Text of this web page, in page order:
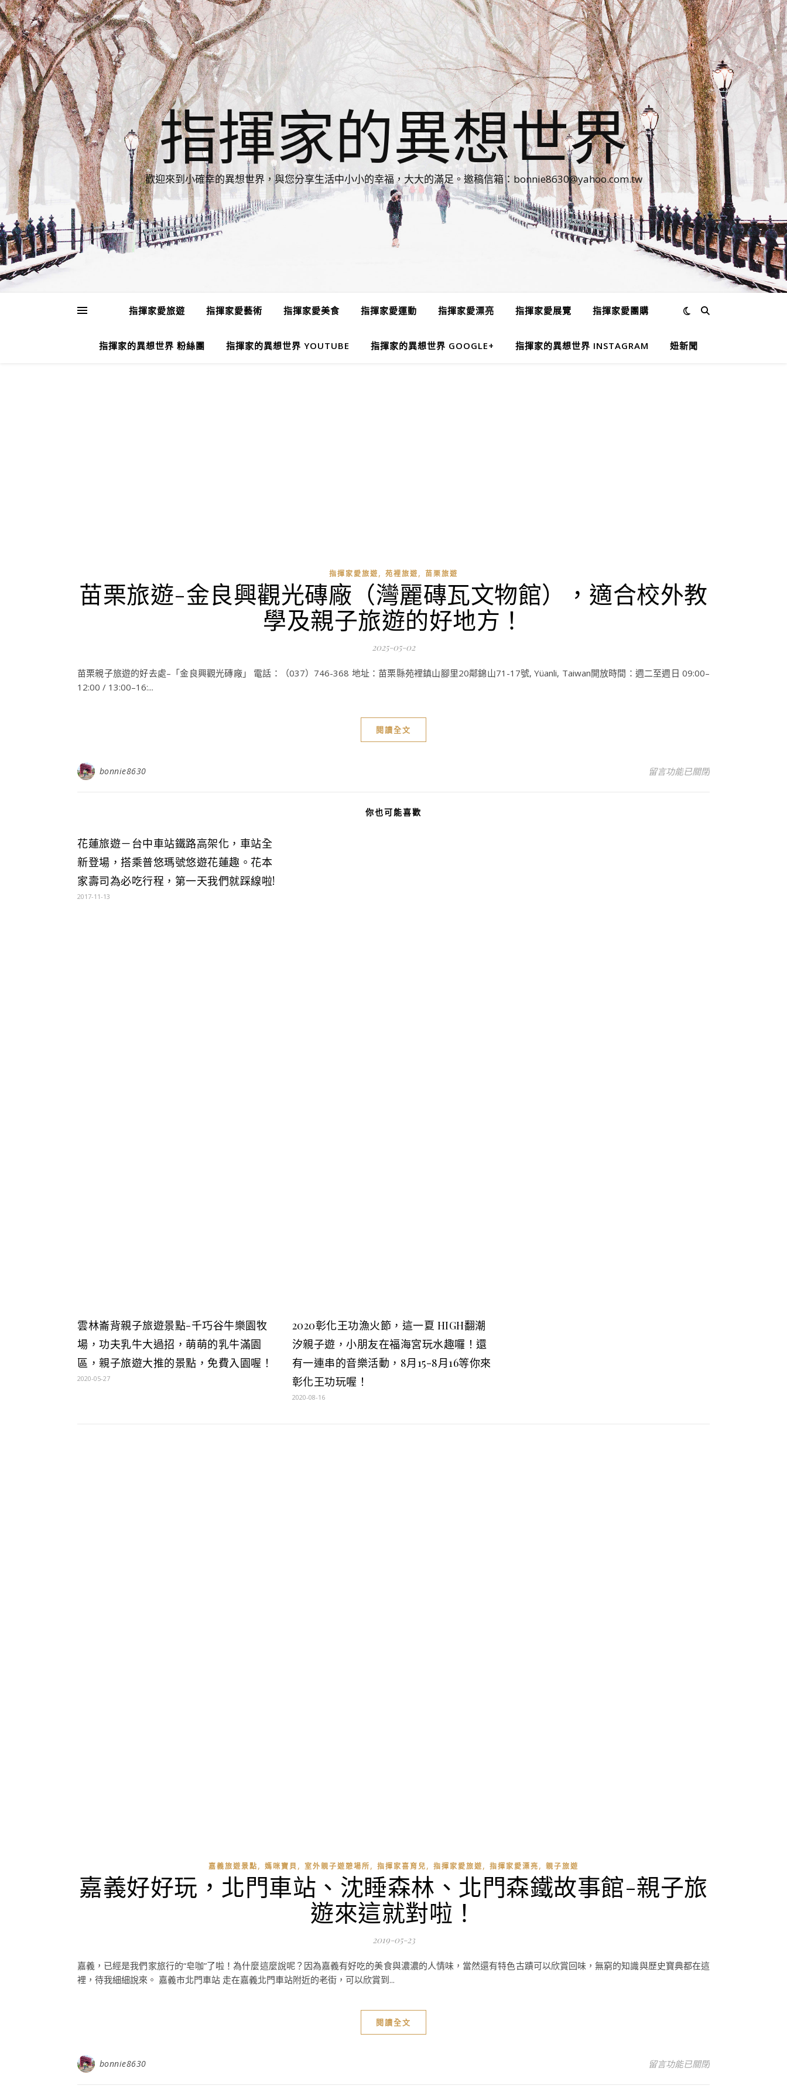
指揮家的異想世界
歡迎來到小確幸的異想世界，與您分享生活中小小的幸福，大大的滿足。邀稿信箱：bonnie8630@yahoo.com.tw
指揮家愛旅遊 指揮家愛藝術 指揮家愛美食 指揮家愛運動 指揮家愛漂亮 指揮家愛展覽 指揮家愛團購
指揮家的異想世界 粉絲團 指揮家的異想世界 YOUTUBE 指揮家的異想世界 GOOGLE+ 指揮家的異想世界 INSTAGRAM 妞新聞
指揮家愛旅遊, 苑裡旅遊, 苗栗旅遊
苗栗旅遊-金良興觀光磚廠（灣麗磚瓦文物館），適合校外教
學及親子旅遊的好地方！
2025-05-02
苗栗親子旅遊的好去處–「金良興觀光磚廠」 電話：（037）746-368 地址：苗栗縣苑裡鎮山腳里20鄰錦山71-17號, Yüanli, Taiwan開放時間：週二至週日 09:00–
12:00 / 13:00–16:...
閱讀全文
bonnie8630 在〈苗栗旅遊-金良興觀光磚廠（
留言功能已關閉
你也可能喜歡
花蓮旅遊－台中車站鐵路高架化，車站全
新登場，搭乘普悠瑪號悠遊花蓮趣。花本
家壽司為必吃行程，第一天我們就踩線啦!
2017-11-13
雲林崙背親子旅遊景點-千巧谷牛樂園牧
場，功夫乳牛大過招，萌萌的乳牛滿園
區，親子旅遊大推的景點，免費入園喔！
2020-05-27
2020彰化王功漁火節，這一夏 HIGH翻潮
汐親子遊，小朋友在福海宮玩水趣囉！還
有一連串的音樂活動，8月15-8月16等你來
彰化王功玩喔！
2020-08-16
嘉義旅遊景點, 媽咪寶貝, 室外親子遊憩場所, 指揮家喜育兒, 指揮家愛旅遊, 指揮家愛漂亮, 親子旅遊
嘉義好好玩，北門車站、沈睡森林、北門森鐵故事館-親子旅
遊來這就對啦！
2019-05-23
嘉義，已經是我們家旅行的“皂咖”了啦！為什麼這麼說呢？因為嘉義有好吃的美食與濃濃的人情味，當然還有特色古蹟可以欣賞回味，無窮的知識與歷史寶典都在這
裡，待我細細說來。 嘉義市北門車站 走在嘉義北門車站附近的老街，可以欣賞到...
閱讀全文
bonnie8630 在〈嘉義好好玩，北門車站、沈睡
留言功能已關閉